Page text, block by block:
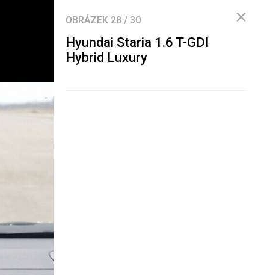
OBRÁZEK 28 / 30
Hyundai Staria 1.6 T-GDI
Hybrid Luxury